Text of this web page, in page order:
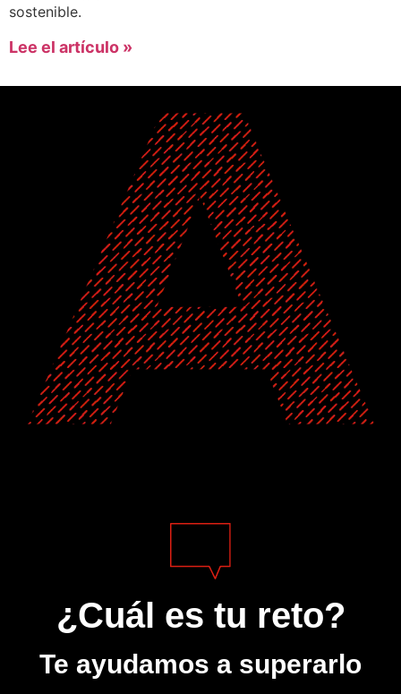
sostenible.
Lee el artículo »
¿Cuál es tu reto?
Te ayudamos a superarlo